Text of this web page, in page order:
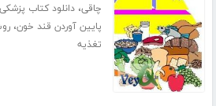
چاقی،دانلود کتاب پزشکی
پایین آوردن قند خون،
تغذیه